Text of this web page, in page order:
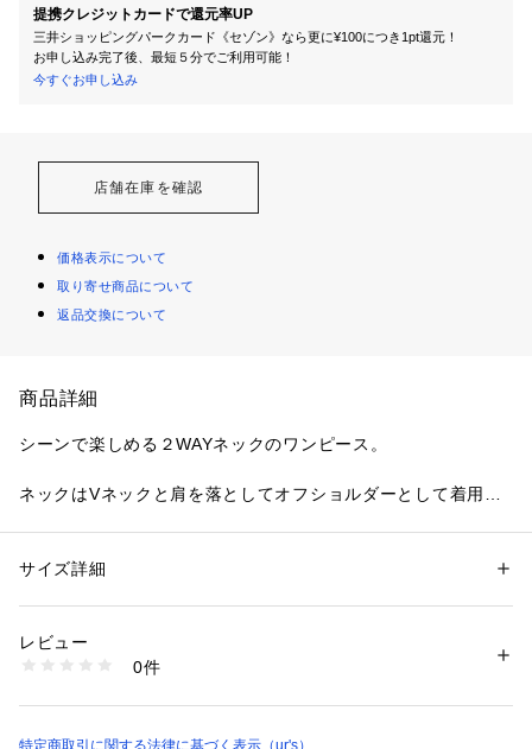
提携クレジットカードで還元率UP
三井ショッピングパークカード《セゾン》なら更に¥100につき1pt還元！
お申し込み完了後、最短５分でご利用可能！
今すぐお申し込み
店舗在庫を確認
価格表示について
取り寄せ商品について
返品交換について
商品詳細
シーンで楽しめる２WAYネックのワンピース。
ネックはVネックと肩を落としてオフショルダーとして着用し
に見せつつ女性らしい印象に。
ント。
デイリーはもちろん、お出かけやリゾートシーンにもおすすめ
性別：レディース
素材：ポリエステル 100%
商品番号：
BHXN2406 （ショップ）
サイズ詳細
レビュー
0件
特定商取引に関する法律に基づく表示（ur's）